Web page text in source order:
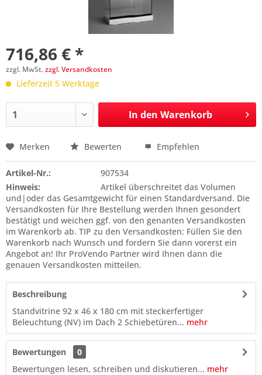
716,86 € *
zzgl. MwSt.zzgl. Versandkosten
Lieferzeit 5 Werktage
In den Warenkorb
Preis anfragen
Merken Bewerten Empfehlen
Artikel-Nr.:
907534
Hinweis:
Artikel überschreitet das Volumen
und|oder das Gesamtgewicht für einen Standardversand. Die
Versandkosten für Ihre Bestellung werden Ihnen gesondert
bestätigt und weichen ggf. von den genanten Versandkosten
im Warenkorb ab. TIP zu den Versandkosten: Füllen Sie den
Warenkorb nach Wunsch und fordern Sie dann vorerst ein
Angebot an! Ihr ProVendo Partner wird Ihnen dann die
genauen Versandkosten mitteilen.
Beschreibung
Standvitrine 92 x 46 x 180 cm mit steckerfertiger
Beleuchtung (NV) im Dach 2 Schiebetüren... mehr
Bewertungen
0
Bewertungen lesen, schreiben und diskutieren... mehr